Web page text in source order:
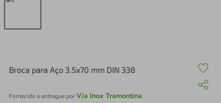
Broca para Aço 3.5x70 mm DIN 338
Fornecido e entregue porVia Inox Tramontina